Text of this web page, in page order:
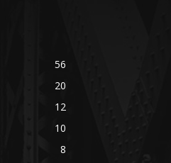
56
20
12
10
8